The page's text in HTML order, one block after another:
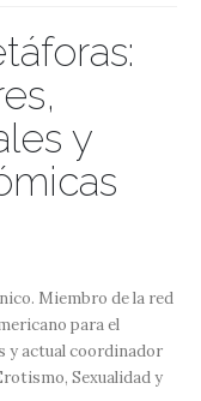
y
Miembro de la red
para el
y actual coordinador
Sexualidad y